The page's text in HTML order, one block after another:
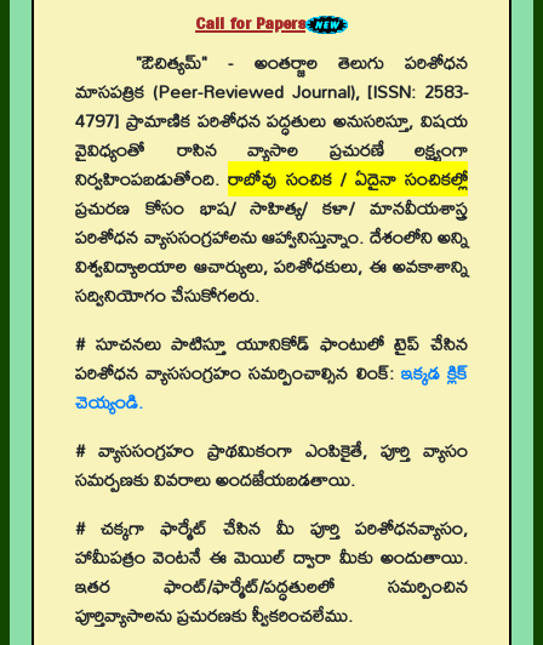
Call for Papers
"ఔచిత్యమ్" - అంతర్జాల తెలుగు పరిశోధన
మాసపత్రిక (Peer-Reviewed Journal), [ISSN: 2583-
4797] ప్రామాణిక పరిశోధన పద్ధతులు అనుసరిస్తూ, విషయ
వైవిధ్యంతో రాసిన వ్యాసాల ప్రచురణే లక్ష్యంగా
నిర్వహింపబడుతోంది.రాబోవు సంచిక / ఏదైనా సంచికల్లో
ప్రచురణ కోసం భాష/ సాహిత్య/ కళా/ మానవీయశాస్త్ర
పరిశోధన వ్యాససంగ్రహాలను ఆహ్వానిస్తున్నాం. దేశంలోని అన్ని
విశ్వవిద్యాలయాల ఆచార్యులు, పరిశోధకులు, ఈ అవకాశాన్ని
సద్వినియోగం చేసుకోగలరు.
# సూచనలు పాటిస్తూ యూనికోడ్ ఫాంటులో టైప్ చేసిన
పరిశోధన వ్యాససంగ్రహం సమర్పించాల్సిన లింక్: ఇక్కడ క్లిక్
చెయ్యండి.
# వ్యాససంగ్రహం ప్రాథమికంగా ఎంపికైతే, పూర్తి వ్యాసం
సమర్పణకు వివరాలు అందజేయబడతాయి.
# చక్కగా ఫార్మేట్ చేసిన మీ పూర్తి పరిశోధనవ్యాసం,
హామీపత్రం వెంటనే ఈ మెయిల్ ద్వారా మీకు అందుతాయి.
ఇతర ఫాంట్/ఫార్మేట్/పద్ధతులలో సమర్పించిన
పూర్తివ్యాసాలను ప్రచురణకు స్వీకరించలేము.